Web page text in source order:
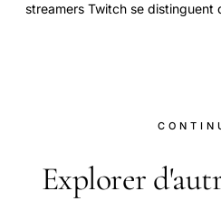
streamers Twitch se distinguent
Explorer